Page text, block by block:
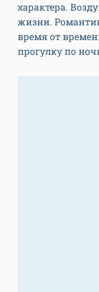
характера.
жизни.
время от
прогулку по